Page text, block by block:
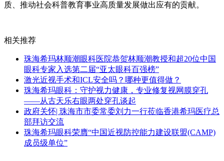
质、推动社会科普教育事业高质量发展做出应有的贡献。
相关推荐
珠海希玛林顺潮眼科医院恭贺林顺潮教授和超20位中国
眼科专家入选第二届“亚太眼科百强榜”
激光近视手术和ICL安全吗？哪种更值得做？
珠海希玛眼科：守护视力健康，专业修复视网膜穿孔
——从古天乐右眼两处穿孔谈起
政府关怀| 珠海市市委常委刘力一行莅临香港希玛医疗总
部拜访交流
珠海希玛眼科荣膺“中国近视防控能力建设联盟(CAMP)
成员级单位”